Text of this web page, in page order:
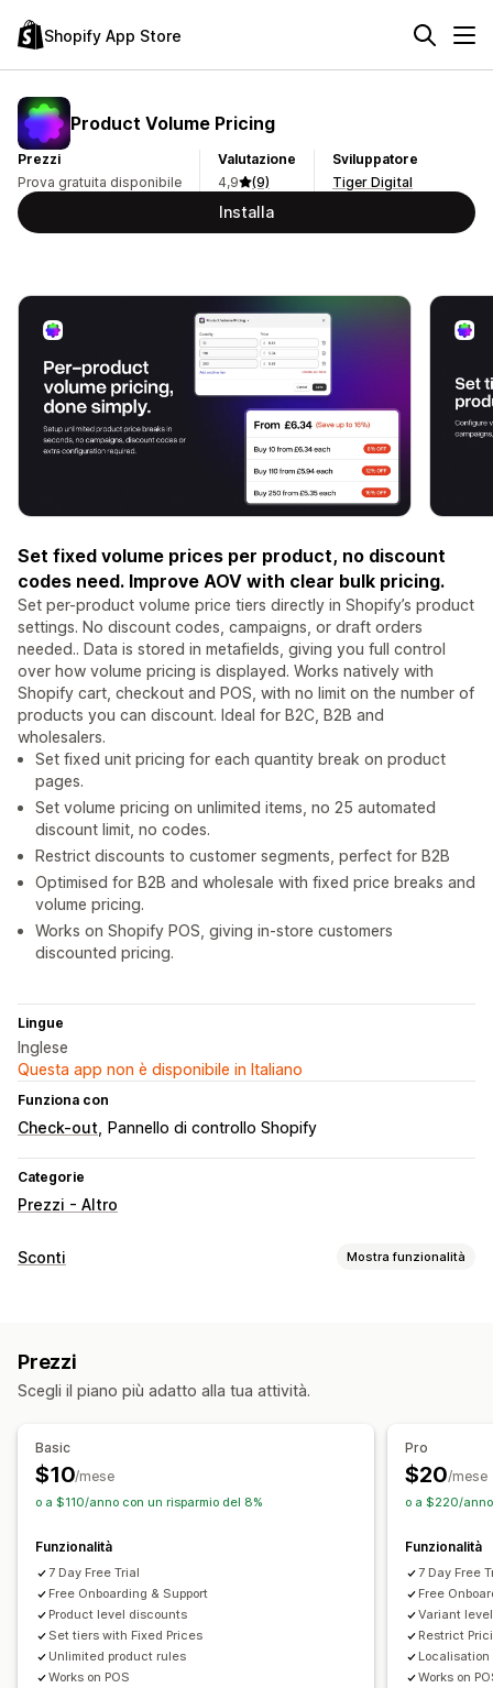
Shopify App Store
Product Volume Pricing
Prezzi
Prova gratuita disponibile
Valutazione
4,9
(9)
Sviluppatore
Tiger Digital
Installa
Set fixed volume prices per product, no discount
codes need. Improve AOV with clear bulk pricing.
Set per-product volume price tiers directly in Shopify’s product
settings. No discount codes, campaigns, or draft orders
needed.. Data is stored in metafields, giving you full control
over how volume pricing is displayed. Works natively with
Shopify cart, checkout and POS, with no limit on the number of
products you can discount. Ideal for B2C, B2B and
wholesalers.
Set fixed unit pricing for each quantity break on product
pages.
Set volume pricing on unlimited items, no 25 automated
discount limit, no codes.
Restrict discounts to customer segments, perfect for B2B
Optimised for B2B and wholesale with fixed price breaks and
volume pricing.
Works on Shopify POS, giving in-store customers
discounted pricing.
Lingue
Inglese
Questa app non è disponibile in Italiano
Funziona con
Check-out Pannello di controllo Shopify
Categorie
Prezzi - Altro
Sconti Mostra funzionalità
Scaglioni di quantità
Prezzi all’ingrosso Sconti sul carrello
Gestione sconti
Strumento Editor
Prezzi
Scegli il piano più adatto alla tua attività.
Basic
$10/mese
o a $110/anno con un risparmio del 8%
Funzionalità
7 Day Free Trial
Free Onboarding & Support
Product level discounts
Set tiers with Fixed Prices
Unlimited product rules
Works on POS
Pro
$20/mese
o a $220/
Funzionalità
7 Day Free
Free
Variant
Restrict
Localisation
Works on